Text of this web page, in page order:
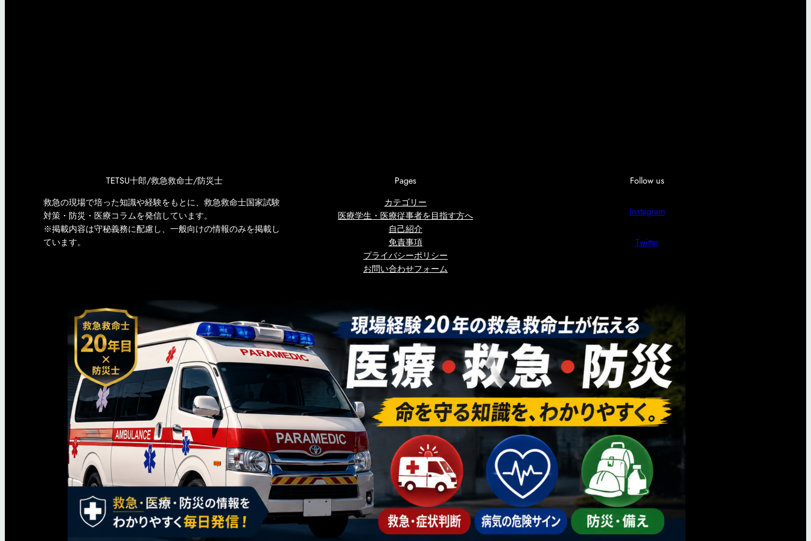
TETSU十郎/救急救命士/防災士
救急の現場で培った知識や経験をもとに、救急救命士国家試験
対策・防災・医療コラムを発信しています。
※掲載内容は守秘義務に配慮し、一般向けの情報のみを掲載し
ています。
Pages
カテゴリー
医療学生・医療従事者を目指す方へ
自己紹介
免責事項
プライバシーポリシー
お問い合わせフォーム
Follow us
Instagram
Twitter